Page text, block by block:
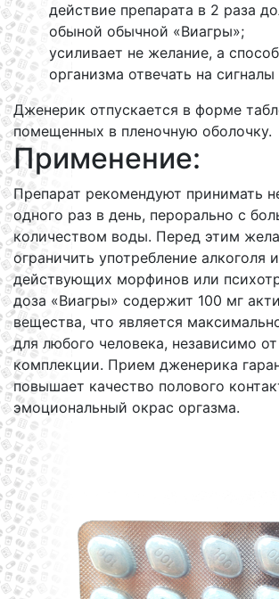
действие препарата в 2 раза
обыной обычной «Виагры»;
усиливает не желание, а
организма отвечать на сигналы
Дженерик отпускается в форме
помещенных в пленочную оболочку.
Применение:
Препарат рекомендуют принимать
одного раз в день, перорально с
количеством воды. Перед этим
ограничить употребление алкоголя
действующих морфинов или
доза «Виагры» содержит 100 мг
вещества, что является
для любого человека, независимо
комплекции. Прием дженерика
повышает качество полового
эмоциональный окрас оргазма.